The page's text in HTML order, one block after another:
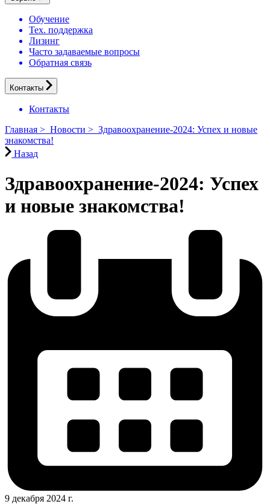
Обучение
Тех. поддержка
Лизинг
Часто задаваемые вопросы
Обратная связь
Контакты
Контакты
Главная > Новости > Здравоохранение-2024: Успех и новые
знакомства!
Назад
Здравоохранение-2024: Успех
и новые знакомства!
9 декабря 2024 г.